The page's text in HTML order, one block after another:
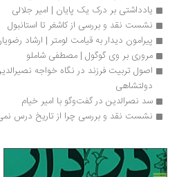
یادداشتی بر درک یک پایان | امیر جلالی
نشست نقد و بررسی از کاشغر تا استانبول
پیرامون دیدار به قیامت لومتر | ارشاد رضویان
مروری بر وی گوگول | مصطفی شاملو
دولتشاهی
سد نصرالدین در گفت‌وگو با امیر خیام
نشست نقد و بررسی چرا از تاریخ درس نمی‌گیریم؟